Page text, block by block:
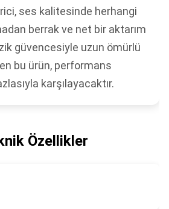
ses kalitesinde herhangi
berrak ve net bir aktarım
güvencesiyle uzun ömürlü
bu ürün, performans
karşılayacaktır.
Özellikler